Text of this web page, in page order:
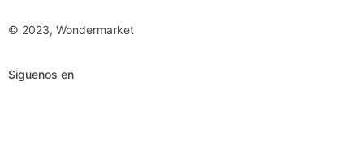
© 2023, Wondermarket
Siguenos en